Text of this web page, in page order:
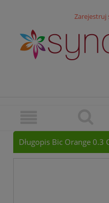
Zarejestruj
Długopis Bic Orange 0.3